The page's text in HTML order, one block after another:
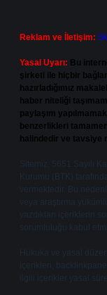
Reklam ve İletişim:
Yasal Uyarı: Bu
şirketi ile hiçbir
hazırladığımız
haber niteliği
paylaşım
benzerlikleri
halindedir ve tavsiye
Sitemiz, 5651 Sayılı
Kurumu (BTK)
vermektedir. Bu
veya araştırma
yazdıkları içeriklerin
sorumluluğu kabul
Hukuka ve yasal
içerikleri,
ilgili içerikler yasal